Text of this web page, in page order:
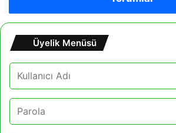
Üyelik Menüsü